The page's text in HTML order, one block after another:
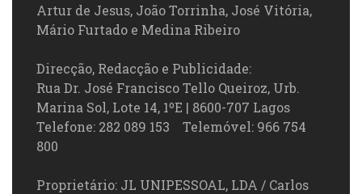
Artur de Jesus, João Torrinha, José Vitória,
Mário Furtado e Medina Ribeiro
Direcção, Redacção e Publicidade:
Rua Dr. José Francisco Tello Queiroz, Urb.
Marina Sol, Lote 14, 1ºE | 8600-707 Lagos
Telefone: 282 089 153 Telemóvel: 966 754
800
Proprietário: JL UNIPESSOAL, LDA / Carlos